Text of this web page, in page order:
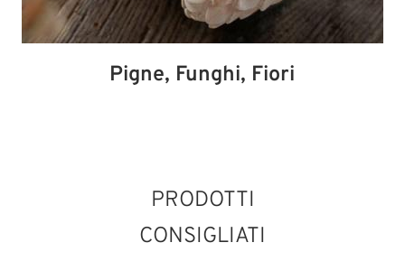
Pigne, Funghi, Fiori
PRODOTTI
CONSIGLIATI